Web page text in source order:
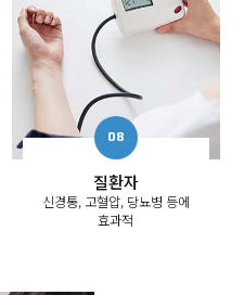
질환자
신경통, 고혈압, 당뇨병 등에
효과적